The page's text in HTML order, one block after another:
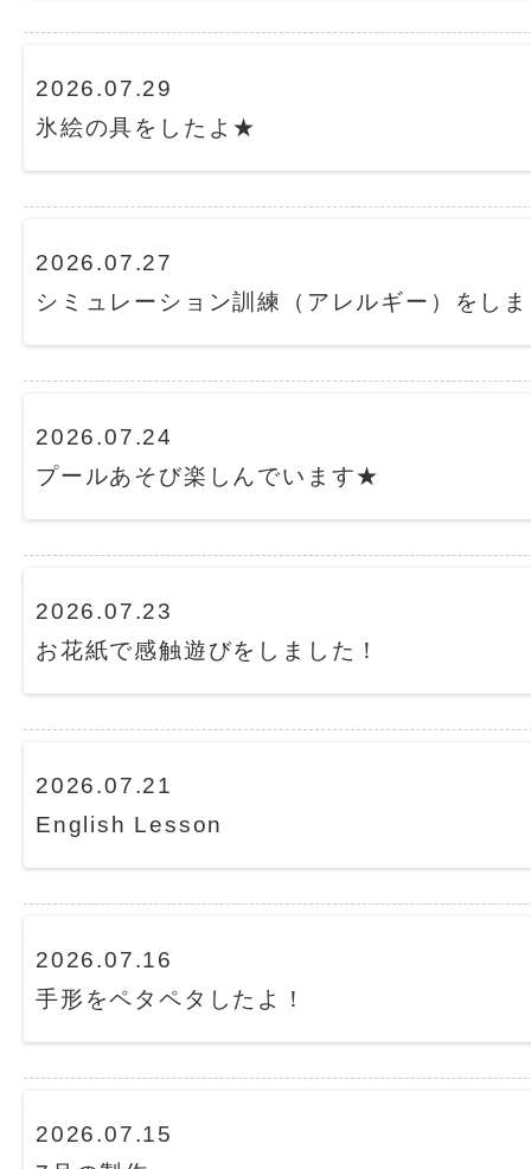
2026.07.29
氷絵の具をしたよ★
2026.07.27
シミュレーション訓練（アレルギー）をし
2026.07.24
プールあそび楽しんでいます★
2026.07.23
お花紙で感触遊びをしました！
2026.07.21
English Lesson
2026.07.16
手形をペタペタしたよ！
2026.07.15